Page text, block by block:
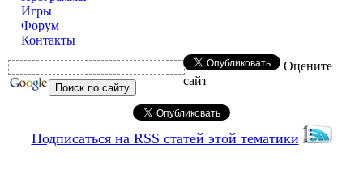
Игры
Форум
Контакты
Оцените
сайт
Подписаться на RSS статей этой тематики